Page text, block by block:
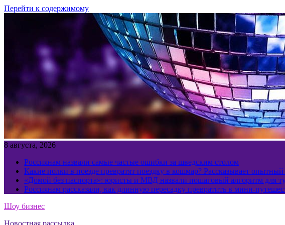
Перейти к содержимому
8 августа, 2026
Россиянам назвали самые частые ошибки за шведским столом
Какие полки в поезде превратят поездку в кошмар? Рассказывает опытный
«Домой без паспорта»: юристы и МВД назвали пошаговый алгоритм для
Россиянам рассказали, как длинную пересадку превратить в мини-
Шоу бизнес
Новостная рассылка